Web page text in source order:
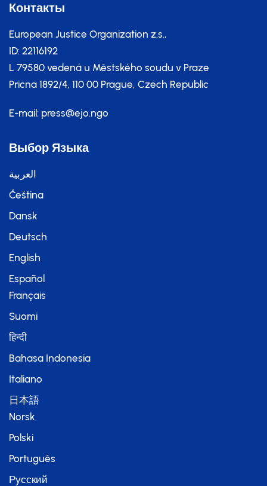
Контакты
European Justice Organization z.s.,
ID: 22116192
L 79580 vedená u Městského soudu v Praze
Pricna 1892/4, 110 00 Prague, Czech Republic
E-mail: press@ejo.ngo
Выбор Языка
العربية
Čeština
Dansk
Deutsch
English
Español
Français
Suomi
हिन्दी
Bahasa Indonesia
Italiano
日本語
Norsk
Polski
Português
Русский